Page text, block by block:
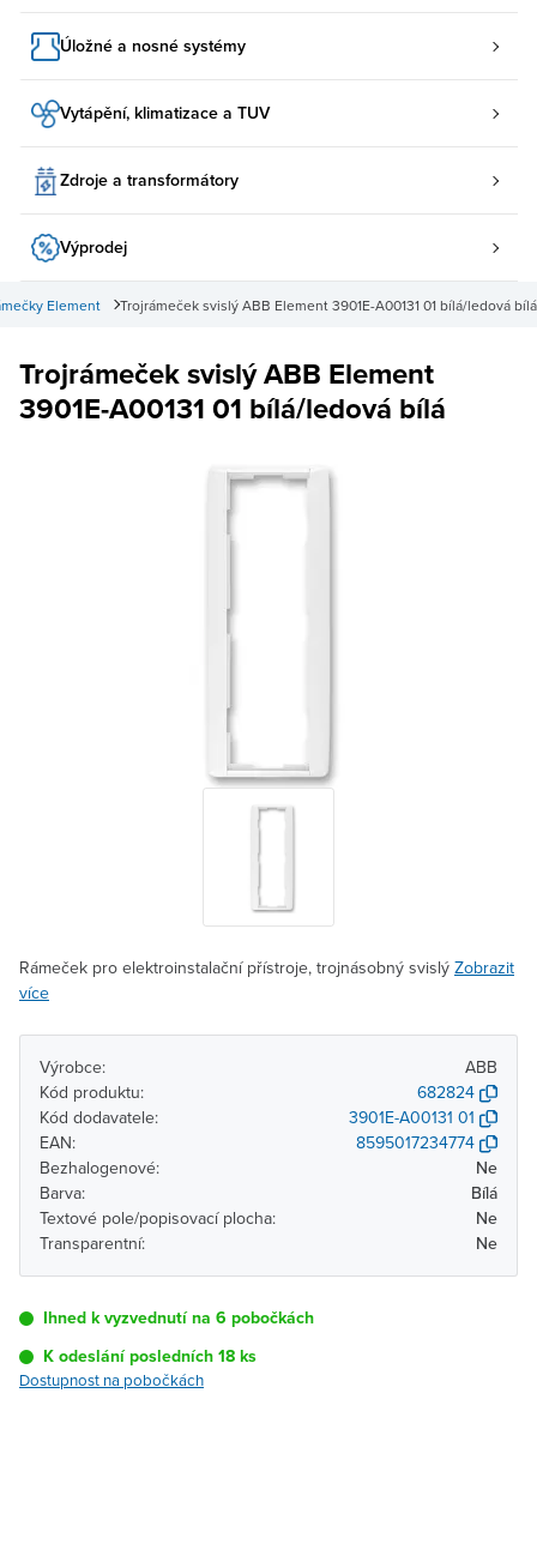
Úložné a nosné systémy
Vytápění, klimatizace a TUV
Zdroje a transformátory
Výprodej
Trojrámeček svislý ABB Element 3901E-A00131 01 bílá/ledová bílá
Element
Trojrámeček svislý ABB Element
3901E-A00131 01 bílá/ledová bílá
Rámeček pro elektroinstalační přístroje, trojnásobný svislý Zobrazit
více
Výrobce:
ABB
Kód produktu:
682824
Kód dodavatele:
3901E-A00131 01
EAN:
8595017234774
Bezhalogenové:
Ne
Barva:
Bílá
Textové pole/popisovací plocha:
Ne
Transparentní:
Ne
Ihned k vyzvednutí na 6 pobočkách
K odeslání posledních 18 ks
Dostupnost na pobočkách